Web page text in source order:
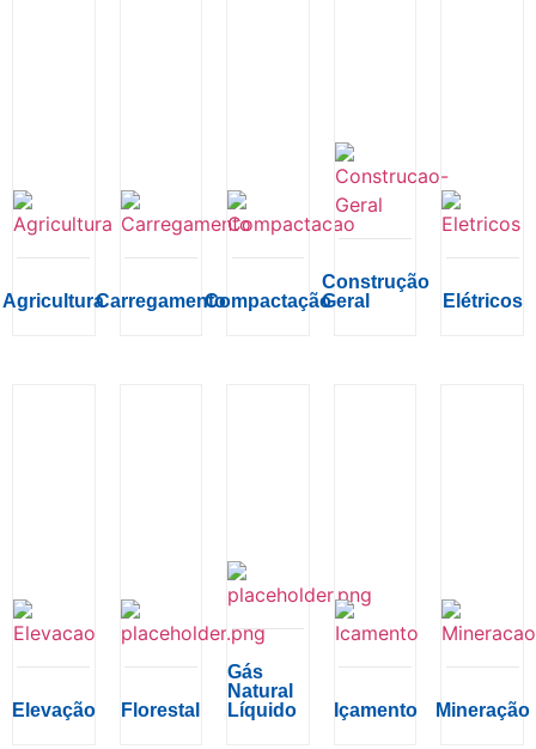
AgriculturaCarregamentoCompactação
Construção
Geral
Elétricos
Elevação Florestal
Gás
Natural
Líquido
Içamento Mineração